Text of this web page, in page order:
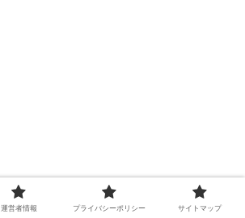
運営者情報 プライバシーポリシー サイトマップ